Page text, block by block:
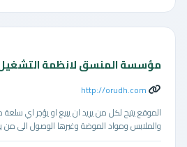
مؤسسة المنسق لانظمة التشغيل
http://orudh.com
الموقع يتيح لكل من يريد ان يبيع او يؤجر اي سلعة مثل
والملابس ومواد الموضة وغيرها الوصول الى من